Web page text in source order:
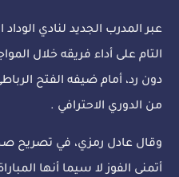
عبر المدرب الجديد لنادي
التام على أداء فريقه خلال
دون رد، أمام ضيفه الفتح
من الدوري الاحترافي .
وقال عادل رمزي، في تصريح
أتمنى الفوز لا سيما أنها